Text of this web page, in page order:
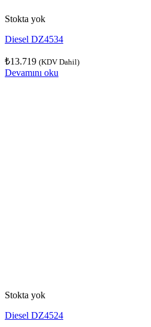
Stokta yok
Diesel DZ4534
₺13.719 (KDV Dahil)
Devamını oku
Stokta yok
Diesel DZ4524